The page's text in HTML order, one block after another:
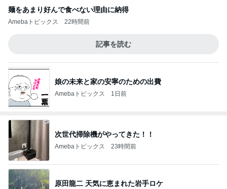
麺をあまり好んで食べない理由に納得
Amebaトピックス 22時間前
記事を読む
娘の未来と家の安寧のための出費
Amebaトピックス 1日前
次世代掃除機がやってきた！！
Amebaトピックス 23時間前
原田龍二 天気に恵まれた岩手ロケ